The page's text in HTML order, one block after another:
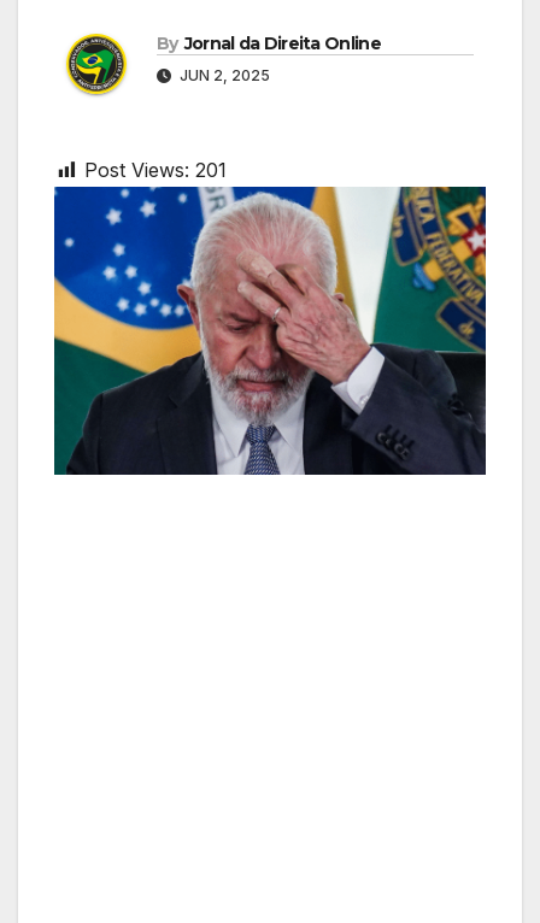
By Jornal da Direita Online
JUN 2, 2025
Post Views: 201